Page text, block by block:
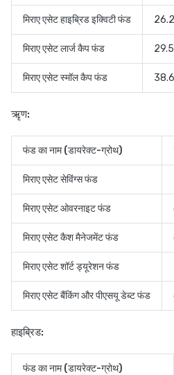
मिराए एसेट हाइब्रिड इक्विटी फंड
मिराए एसेट लार्ज कैप फंड
मिराए एसेट स्मॉल कैप फंड
ऋृण:
फंड का नाम (डायरेक्ट-ग्रोथ)
मिराए एसेट सेविंग्स फंड
मिराए एसेट ओवरनाइट फंड
मिराए एसेट कैश मैनेजमेंट फंड
मिराए एसेट शॉर्ट ड्यूरेशन फंड
मिराए एसेट बैंकिंग और पीएसयू डेब्ट फंड
हाइब्रिड:
फंड का नाम (डायरेक्ट-ग्रोथ)